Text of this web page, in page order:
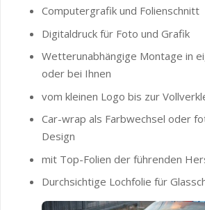
Computergrafik und Folienschnitt
Digitaldruck für Foto und Grafik
Wetterunabhängige Montage in
oder bei Ihnen
vom kleinen Logo bis zur
Car-wrap als Farbwechsel oder
Design
mit Top-Folien der führenden
Durchsichtige Lochfolie für